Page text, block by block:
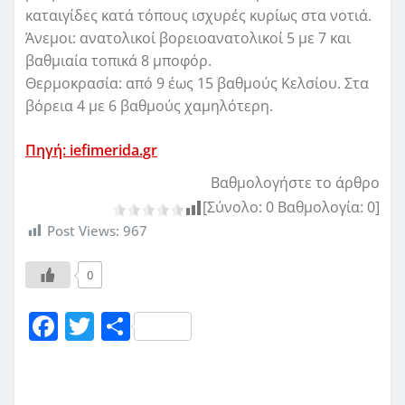
καταιγίδες κατά τόπους ισχυρές κυρίως στα νοτιά.
Άνεμοι: ανατολικοί βορειοανατολικοί 5 με 7 και
βαθμιαία τοπικά 8 μποφόρ.
Θερμοκρασία: από 9 έως 15 βαθμούς Κελσίου. Στα
βόρεια 4 με 6 βαθμούς χαμηλότερη.
Πηγή: iefimerida.gr
Βαθμολογήστε το άρθρο
[Σύνολο: 0 Βαθμολογία: 0]
Post Views: 967
0
F T Μ